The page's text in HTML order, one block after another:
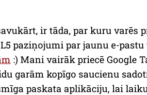
ir tāda, par kuru varēs
paziņojumi par jaunu e-
:) Mani vairāk priecē Google
garām kopīgo saucienu
paskata aplikāciju, lai